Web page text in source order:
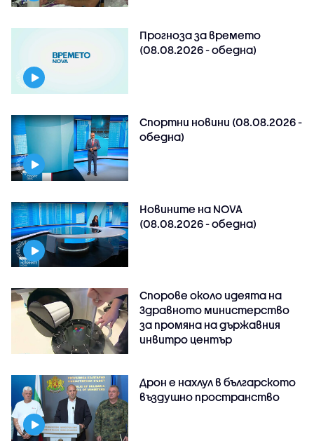
Прогноза за времето
(08.08.2026 - обедна)
Спортни новини (08.08.2026 -
обедна)
Новините на NOVA
(08.08.2026 - обедна)
Спорове около идеята на
Здравното министерство
за промяна на държавния
инвитро център
Дрон е нахлул в българското
въздушно пространство